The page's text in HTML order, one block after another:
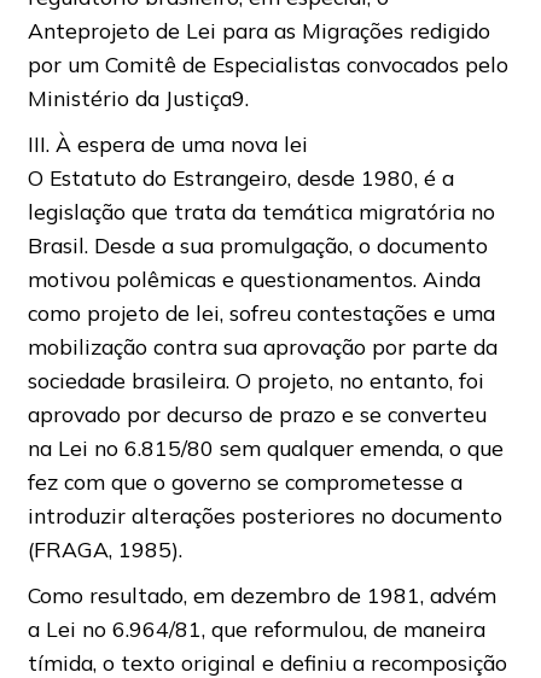
Anteprojeto de Lei para as Migrações redigido
por um Comitê de Especialistas convocados pelo
Ministério da Justiça9.
III. À espera de uma nova lei
O Estatuto do Estrangeiro, desde 1980, é a
legislação que trata da temática migratória no
Brasil. Desde a sua promulgação, o documento
motivou polêmicas e questionamentos. Ainda
como projeto de lei, sofreu contestações e uma
mobilização contra sua aprovação por parte da
sociedade brasileira. O projeto, no entanto, foi
aprovado por decurso de prazo e se converteu
na Lei no 6.815/80 sem qualquer emenda, o que
fez com que o governo se comprometesse a
introduzir alterações posteriores no documento
(FRAGA, 1985).
Como resultado, em dezembro de 1981, advém
a Lei no 6.964/81, que reformulou, de maneira
tímida, o texto original e definiu a recomposição